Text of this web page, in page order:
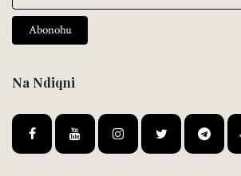
Abonohu
Na Ndiqni